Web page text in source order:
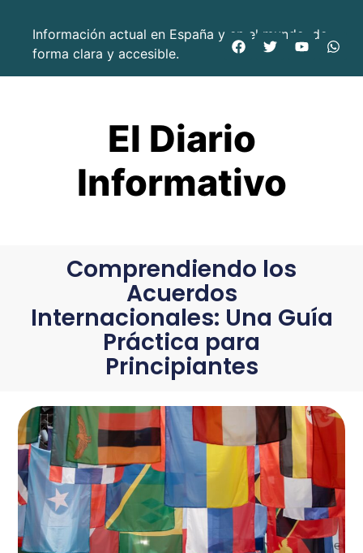
Información actual en España y en el mundo, de
forma clara y accesible.
El Diario
Informativo
Comprendiendo los
Acuerdos
Internacionales: Una Guía
Práctica para
Principiantes